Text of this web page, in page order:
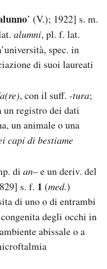
’ (V.); 1922] s. m.
alumni, pl. f. lat.
spec. in
di suoi laureati
, con il suff. -tura;
un registro dei dati
un animale o una
capi di bestiame
di an– e un deriv. del
s. f. 1 (med.)
di uno o di entrambi
congenita degli occhi in
abissale o a